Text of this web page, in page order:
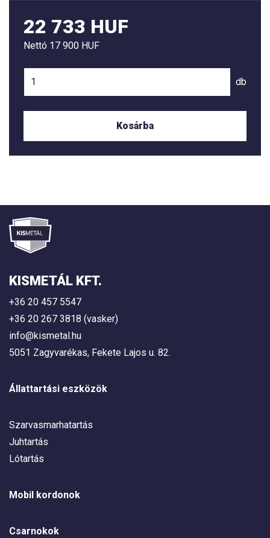
22 733 HUF
Nettó 17 900 HUF
db
Kosárba
KISMETÁL KFT.
+36 20 457 5547
+36 20 267 3818 (vasker)
info@kismetal.hu
5051 Zagyvarékas, Fekete Lajos u. 82.
Állattartási eszközök
Szarvasmarhatartás
Juhtartás
Lótartás
Mobil kordonok
Csarnokok